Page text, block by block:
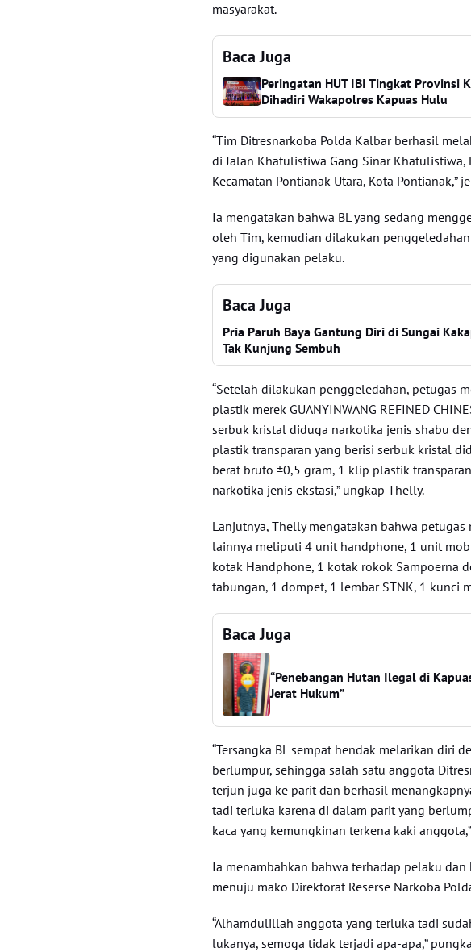
masyarakat.
Baca Juga
Peringatan HUT IBI Tingkat Provinsi
Dihadiri Wakapolres Kapuas Hulu
“Tim Ditresnarkoba Polda Kalbar berhasil
di Jalan Khatulistiwa Gang Sinar Khatulistiwa,
Kecamatan Pontianak Utara, Kota Pontianak,”
Ia mengatakan bahwa BL yang sedang
oleh Tim, kemudian dilakukan
yang digunakan pelaku.
Baca Juga
Pria Paruh Baya Gantung Diri di Sungai
Tak Kunjung Sembuh
“Setelah dilakukan penggeledahan, petugas
plastik merek GUANYINWANG REFINED
serbuk kristal diduga narkotika jenis shabu
plastik transparan yang berisi serbuk kristal
berat bruto ±0,5 gram, 1 klip plastik
narkotika jenis ekstasi,” ungkap Thelly.
Lanjutnya, Thelly mengatakan bahwa
lainnya meliputi 4 unit handphone, 1 unit
kotak Handphone, 1 kotak rokok Sampoerna
tabungan, 1 dompet, 1 lembar STNK, 1 kunci
Baca Juga
“Penebangan Hutan Ilegal di
Jerat Hukum”
“Tersangka BL sempat hendak melarikan diri
berlumpur, sehingga salah satu anggota
terjun juga ke parit dan berhasil
tadi terluka karena di dalam parit yang
kaca yang kemungkinan terkena kaki
Ia menambahkan bahwa terhadap pelaku
menuju mako Direktorat Reserse Narkoba
“Alhamdulillah anggota yang terluka tadi
lukanya, semoga tidak terjadi apa-apa,”